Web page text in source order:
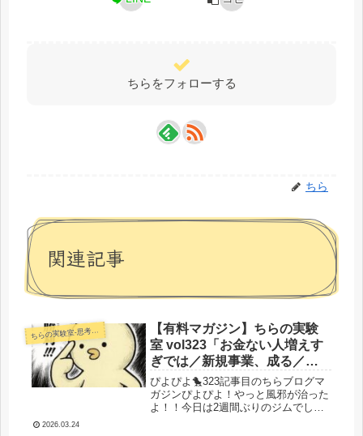
ちらをフォローする
ちら
関連記事
ちらの実験室-思考・失敗談・リアルタイム実況等を発信します-
【有料マガジン】ちらの実験
室 vol323「お金ない人増えす
ぎでは／新規事業、成る／ぴ
よぴよリストマーケ速報」
ぴよぴよ🐤323記事目のちらブログマ
ガジンぴよぴよ！やっと風邪が治った
よ！！今日は2週間ぶりのジムでした
2026.03.24